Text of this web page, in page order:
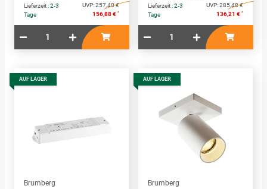
Lieferzeit :2-3
Tage
UVP:257,40 €
156,88 € *
Lieferzeit :2-3
Tage
UVP:285,48 €
136,21 € *
AUF LAGER
Brumberg
AUF LAGER
Brumberg